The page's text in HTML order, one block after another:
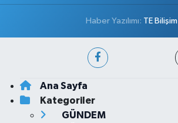
Haber Yazılımı: TE Bilişim
Ana Sayfa
Kategoriler
GÜNDEM